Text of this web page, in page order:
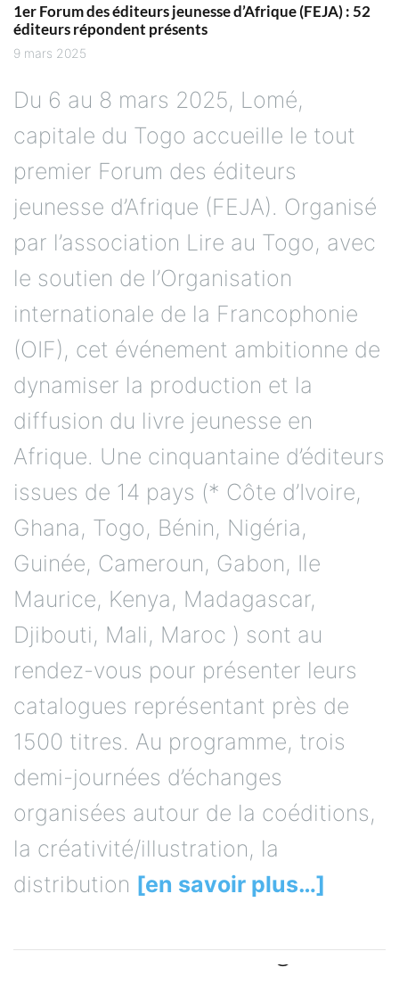
1er Forum des éditeurs jeunesse d’Afrique (FEJA) : 52
éditeurs répondent présents
9 mars 2025
Du 6 au 8 mars 2025, Lomé,
capitale du Togo accueille le tout
premier Forum des éditeurs
jeunesse d’Afrique (FEJA). Organisé
par l’association Lire au Togo, avec
le soutien de l’Organisation
internationale de la Francophonie
(OIF), cet événement ambitionne de
dynamiser la production et la
diffusion du livre jeunesse en
Afrique. Une cinquantaine d’éditeurs
issues de 14 pays (* Côte d’Ivoire,
Ghana, Togo, Bénin, Nigéria,
Guinée, Cameroun, Gabon, Ile
Maurice, Kenya, Madagascar,
Djibouti, Mali, Maroc ) sont au
rendez-vous pour présenter leurs
catalogues représentant près de
1500 titres. Au programme, trois
demi-journées d’échanges
organisées autour de la coéditions,
la créativité/illustration, la
distribution [en savoir plus…]